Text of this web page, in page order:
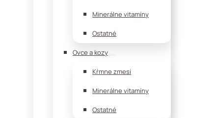
Minerálne vitamíny
Ostatné
Ovce a kozy
Kŕmne zmesi
Minerálne vitamíny
Ostatné